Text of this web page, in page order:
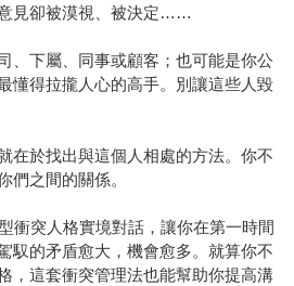
見卻被漠視、被決定……
、下屬、同事或顧客；也可能是你公
懂得拉攏人心的高手。別讓這些人毀
在於找出與這個人相處的方法。你不
們之間的關係。
衝突人格實境對話，讓你在第一時間
馭的矛盾愈大，機會愈多。就算你不
，這套衝突管理法也能幫助你提高溝